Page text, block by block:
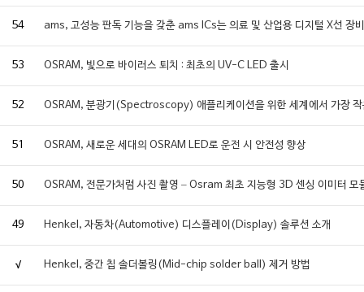
54 ams, 고성능 판독 기능을 갖춘 ams ICs는 의료 및 산업용 디지털 X선 장
53 OSRAM, 빛으로 바이러스 퇴치 : 최초의 UV-C LED 출시
52 OSRAM, 분광기(Spectroscopy) 애플리케이션을 위한 세계에서 가장 작
51 OSRAM, 새로운 세대의 OSRAM LED로 운전 시 안전성 향상
50 OSRAM, 전문가처럼 사진 촬영 – Osram 최초 지능형 3D 센싱 이미터 모
49 Henkel, 자동차(Automotive) 디스플레이(Display) 솔루션 소개
√ Henkel, 중간 칩 솔더볼링(Mid-chip solder ball) 제거 방법